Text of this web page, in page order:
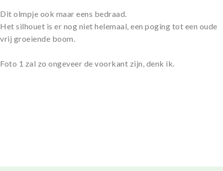
Dit olmpje ook maar eens bedraad.
Het silhouet is er nog niet helemaal, een poging tot een oude
vrij groeiende boom.
Foto 1 zal zo ongeveer de voorkant zijn, denk ik.